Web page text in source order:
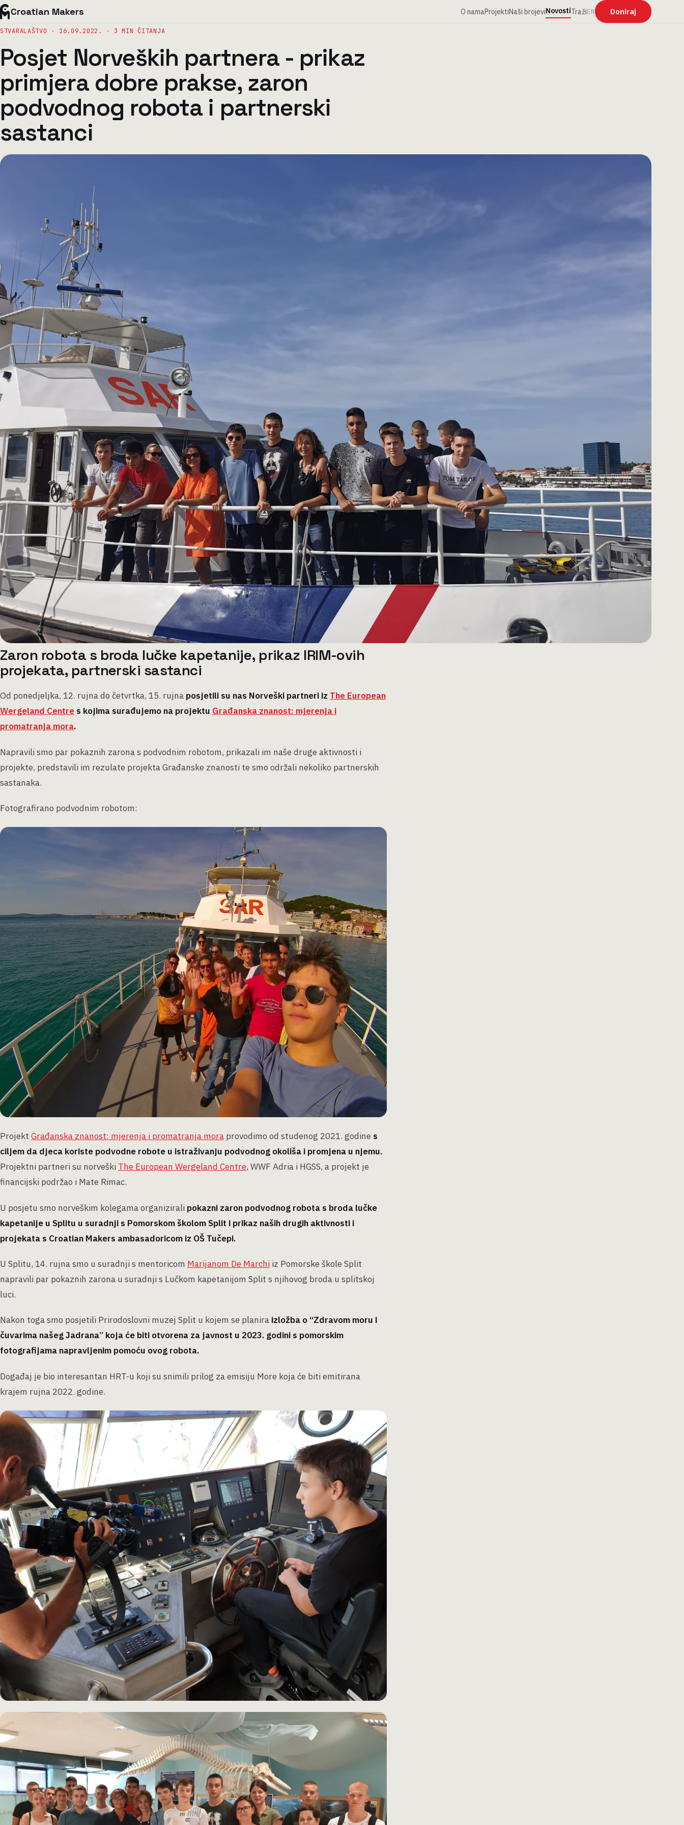
Croatian Makers O namaProjektiNaši brojeviNovostiTražiEN Doniraj
STVARALAŠTVO · 16.09.2022. · 3 MIN ČITANJA
Posjet Norveških partnera - prikaz
primjera dobre prakse, zaron
podvodnog robota i partnerski
sastanci
Zaron robota s broda lučke kapetanije, prikaz IRIM-ovih
projekata, partnerski sastanci
Od ponedjeljka, 12. rujna do četvrtka, 15. rujna posjetili su nas Norveški partneri iz The European
Wergeland Centre s kojima surađujemo na projektu Građanska znanost: mjerenja i
promatranja mora.
Napravili smo par pokaznih zarona s podvodnim robotom, prikazali im naše druge aktivnosti i
projekte, predstavili im rezulate projekta Građanske znanosti te smo održali nekoliko partnerskih
sastanaka.
Fotografirano podvodnim robotom:
Projekt Građanska znanost: mjerenja i promatranja mora provodimo od studenog 2021. godine s
ciljem da djeca koriste podvodne robote u istraživanju podvodnog okoliša i promjena u njemu.
Projektni partneri su norveški The European Wergeland Centre, WWF Adria i HGSS, a projekt je
financijski podržao i Mate Rimac.
U posjetu smo norveškim kolegama organizirali pokazni zaron podvodnog robota s broda lučke
kapetanije u Splitu u suradnji s Pomorskom školom Split i prikaz naših drugih aktivnosti i
projekata s Croatian Makers ambasadoricom iz OŠ Tučepi.
U Splitu, 14. rujna smo u suradnji s mentoricom Marijanom De Marchi iz Pomorske škole Split
napravili par pokaznih zarona u suradnji s Lučkom kapetanijom Split s njihovog broda u splitskoj
luci.
Nakon toga smo posjetili Prirodoslovni muzej Split u kojem se planira izložba o “Zdravom moru i
čuvarima našeg Jadrana” koja će biti otvorena za javnost u 2023. godini s pomorskim
fotografijama napravljenim pomoću ovog robota.
Događaj je bio interesantan HRT-u koji su snimili prilog za emisiju More koja će biti emitirana
krajem rujna 2022. godine.